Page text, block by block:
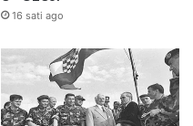
16 sati ago